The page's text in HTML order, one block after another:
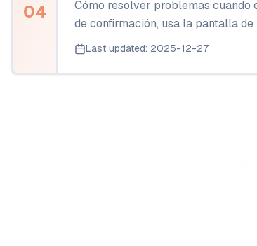
04
Cómo resolver problemas cuando
de confirmación, usa la pantalla
Last updated: 2025-12-27